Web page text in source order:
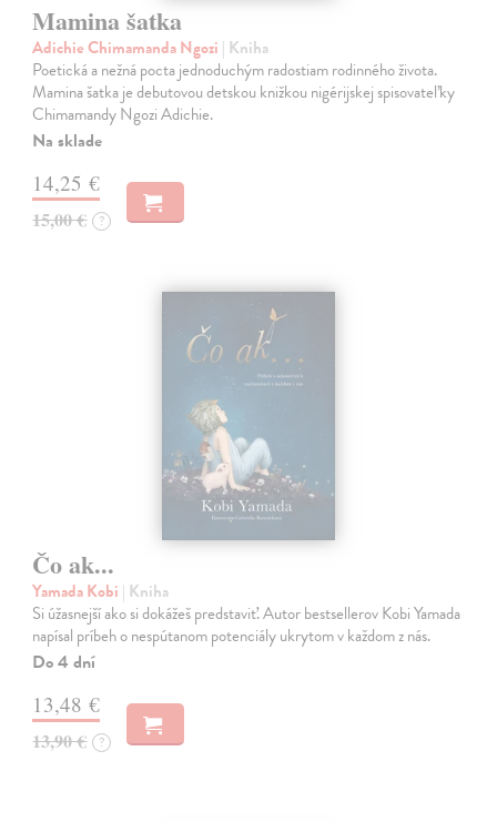
Mamina šatka
Adichie Chimamanda Ngozi | Kniha
Poetická a nežná pocta jednoduchým radostiam rodinného života.
Mamina šatka je debutovou detskou knižkou nigérijskej spisovateľky
Chimamandy Ngozi Adichie.
Na sklade
14,25 €
15,00 € ?
Čo ak...
Yamada Kobi | Kniha
Si úžasnejší ako si dokážeš predstaviť. Autor bestsellerov Kobi Yamada
napísal príbeh o nespútanom potenciály ukrytom v každom z nás.
Do 4 dní
13,48 €
13,90 € ?